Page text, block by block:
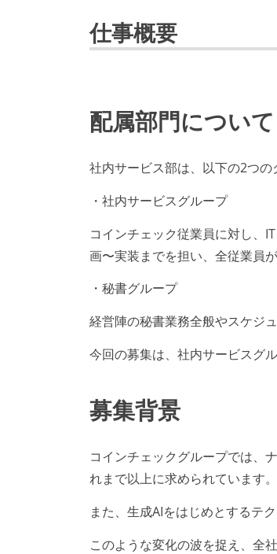
仕事概要
配属部門について
社内サービス部は、以下の2つの
・社内サービスグループ
コインチェック従業員に対し、
画〜実装までを担い、全従業員
・秘書グループ
経営陣の秘書業務全般やスケジ
今回の募集は、社内サービスグ
募集背景
コインチェックグループでは、
れまで以上に求められています。
また、生成AIをはじめとするテ
このような変化の波を捉え、全